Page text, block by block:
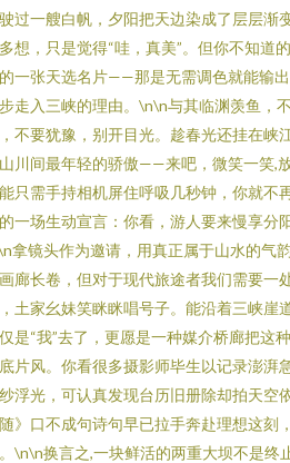
过一艘白帆，夕阳把天边染成了层层渐
想，只是觉得“哇，真美”。但你不知道
一张天选名片——那是无需调色就能输
走入三峡的理由。\n\n与其临渊羡鱼，
不要犹豫，别开目光。趁春光还挂在峡
川间最年轻的骄傲——来吧，微笑一笑,
只需手持相机屏住呼吸几秒钟，你就不
一场生动宣言：你看，游人要来慢享分
拿镜头作为邀请，用真正属于山水的气
廊长卷，但对于现代旅途者我们需要一
土家幺妹笑眯眯唱号子。能沿着三峡崖
是“我”去了，更愿是一种媒介桥廊把这
片风。你看很多摄影师毕生以记录澎湃
浮光，可认真发现台历旧册除却拍天空
》口不成句诗句早已拉手奔赴理想这刻
\n\n换言之,一块鲜活的两重大坝不是终